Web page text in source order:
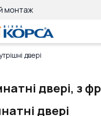
монтаж
двері
двері, з
двері